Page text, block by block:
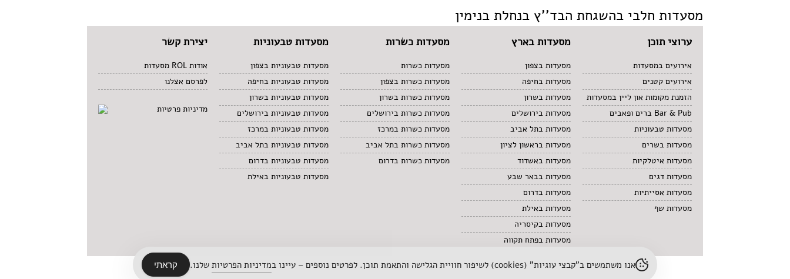
מסעדות חלבי בהשגחת הבד''ץ בנחלת בנימין
ערוצי תוכן
אירועים במסעדות
אירועים קטנים
הזמנת מקומות און ליין במסעדות
Bar & Pub ברים ופאבים
מסעדות טבעוניות
מסעדות בשרים
מסעדות איטלקיות
מסעדות דגים
מסעדות אסייתיות
מסעדות שף
מסעדות בארץ
מסעדות בצפון
מסעדות בחיפה
מסעדות בשרון
מסעדות בירושלים
מסעדות בתל אביב
מסעדות בראשון לציון
מסעדות באשדוד
מסעדות בבאר שבע
מסעדות בדרום
מסעדות באילת
מסעדות בקיסריה
מסעדות בפתח תקווה
מסעדות כשרות
מסעדות כשרות
מסעדות כשרות בצפון
מסעדות כשרות בשרון
מסעדות כשרות בירושלים
מסעדות כשרות במרכז
מסעדות כשרות בתל אביב
מסעדות כשרות בדרום
מסעדות טבעוניות
מסעדות טבעוניות בצפון
מסעדות טבעוניות בחיפה
מסעדות טבעוניות בשרון
מסעדות טבעוניות בירושלים
מסעדות טבעוניות במרכז
מסעדות טבעוניות בתל אביב
מסעדות טבעוניות בדרום
מסעדות טבעוניות באילת
יצירת קשר
אודות ROL מסעדות
לפרסם אצלנו
מדיניות פרטיות
אנו משתמשים ב"קבצי עוגיות" (cookies) לשיפור חוויית הגלישה והתאמת תוכן. לפרטים נוספים – עיינו ב מדיניות הפרטיות שלנו. קראתי